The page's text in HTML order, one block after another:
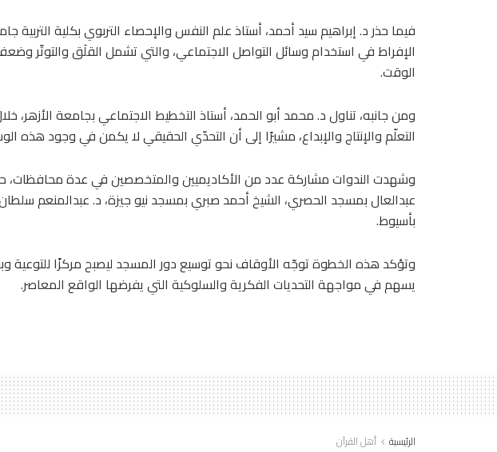
فيما حذر د. إبراهيم سيد أحمد، أستاذ علم النفس والإحصاء التربوي بكلية التربية
الإفراط في استخدام وسائل التواصل الاجتماعي، والتي تشمل القلَق والتوتّر
الوقت.
ومن جانبه، تناول د. محمد أبو الحمد، أستاذ التخطيط الاجتماعي بجامعة
التعلّم والإنتاج والإبداع، مشيرًا إلى أن التحدّي الحقيقي لا يكمن في وجود هذه
وشهدت الندوات مشاركة عدد من الأكاديميين والمتخصصين في عدة محافظات،
عبدالعال بمسجد الحصري، الشيخ أحمد صبري بمسجد نيو جيزة، د. عبدالمنعم
بأسيوط.
وتؤكد هذه الخطوة توجّه الأوقاف نحو توسيع دور المسجد ليصبح مركزًا للتوعية
يسهم في مواجهة التحديات الفكرية والسلوكية التي يفرضها الواقع المعاصر.
الرئيسية أهل القرآن